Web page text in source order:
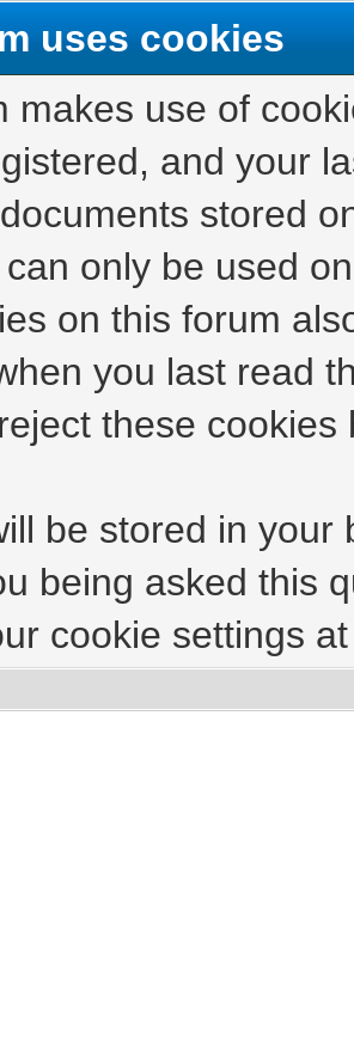
uses cookies
makes use of
and your
stored
only be used
on this forum
you last read
these cookies
be stored in
being asked this
cookie settings